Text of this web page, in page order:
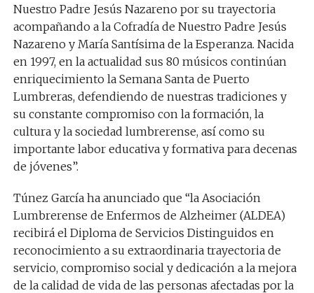
Nuestro Padre Jesús Nazareno por su trayectoria
acompañando a la Cofradía de Nuestro Padre Jesús
Nazareno y María Santísima de la Esperanza. Nacida
en 1997, en la actualidad sus 80 músicos continúan
enriquecimiento la Semana Santa de Puerto
Lumbreras, defendiendo de nuestras tradiciones y
su constante compromiso con la formación, la
cultura y la sociedad lumbrerense, así como su
importante labor educativa y formativa para decenas
de jóvenes”.
Túnez Garcíaha anunciado que “la Asociación
Lumbrerense de Enfermos de Alzheimer (ALDEA)
recibirá el Diploma de Servicios Distinguidos en
reconocimiento a su extraordinaria trayectoria de
servicio, compromiso social y dedicación a la mejora
de la calidad de vida de las personas afectadas por la